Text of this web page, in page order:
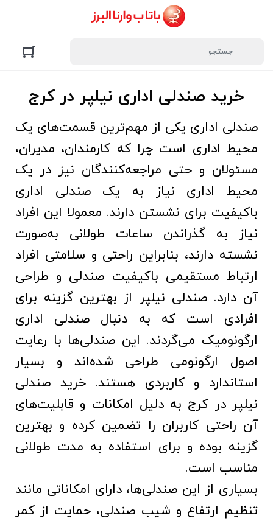
خرید صندلی اداری نیلپر در کرج
صندلی اداری یکی از مهم‌ترین قسمت‌های یک
محیط اداری است چرا که کارمندان، مدیران،
مسئولان و حتی مراجعه‌کنندگان نیز در یک
محیط اداری نیاز به یک صندلی اداری
باکیفیت برای نشستن دارند. معمولا این افراد
نیاز به گذراندن ساعات طولانی به‌صورت
نشسته دارند، بنابراین راحتی و سلامتی افراد
ارتباط مستقیمی باکیفیت صندلی و طراحی
آن دارد. صندلی نیلپر از بهترین گزینه برای
افرادی است که به دنبال صندلی اداری
ارگونومیک می‌گردند. این صندلی‌ها با رعایت
اصول ارگونومی طراحی شده‌اند و بسیار
استاندارد و کاربردی هستند. خرید صندلی
نیلپر در کرج به دلیل امکانات و قابلیت‌های
آن راحتی کاربران را تضمین کرده و بهترین
گزینه بوده و برای استفاده به مدت طولانی
مناسب است.
بسیاری از این صندلی‌ها، دارای امکاناتی مانند
تنظیم ارتفاع و شیب صندلی، حمایت از کمر